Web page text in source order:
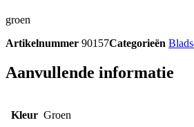
groen
Artikelnummer 90157Categorieën
Aanvullende informatie
Kleur Groen